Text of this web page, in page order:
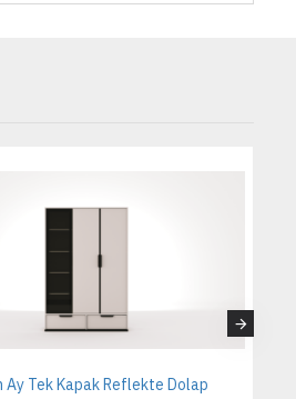
Ay Tek Kapak Reflekte Dolap